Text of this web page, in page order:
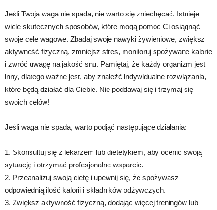
Jeśli Twoja waga nie spada, nie warto się zniechęcać. Istnieje
wiele skutecznych sposobów, które mogą pomóc Ci osiągnąć
swoje cele wagowe. Zbadaj swoje nawyki żywieniowe, zwiększ
aktywność fizyczną, zmniejsz stres, monitoruj spożywane kalorie
i zwróć uwagę na jakość snu. Pamiętaj, że każdy organizm jest
inny, dlatego ważne jest, aby znaleźć indywidualne rozwiązania,
które będą działać dla Ciebie. Nie poddawaj się i trzymaj się
swoich celów!
Jeśli waga nie spada, warto podjąć następujące działania:
1. Skonsultuj się z lekarzem lub dietetykiem, aby ocenić swoją
sytuację i otrzymać profesjonalne wsparcie.
2. Przeanalizuj swoją dietę i upewnij się, że spożywasz
odpowiednią ilość kalorii i składników odżywczych.
3. Zwiększ aktywność fizyczną, dodając więcej treningów lub